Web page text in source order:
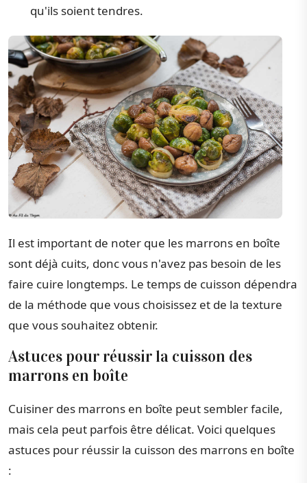
qu'ils soient tendres.
Il est important de noter que les marrons en boîte
sont déjà cuits, donc vous n'avez pas besoin de les
faire cuire longtemps. Le temps de cuisson dépendra
de la méthode que vous choisissez et de la texture
que vous souhaitez obtenir.
Astuces pour réussir la cuisson des
marrons en boîte
Cuisiner des marrons en boîte peut sembler facile,
mais cela peut parfois être délicat. Voici quelques
astuces pour réussir la cuisson des marrons en boîte
: